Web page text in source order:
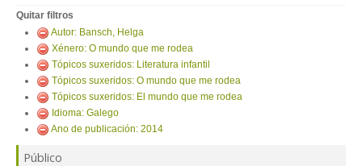
Quitar filtros
Autor: Bansch, Helga
Xénero: O mundo que me rodea
Tópicos suxeridos: Literatura infantil
Tópicos suxeridos: O mundo que me rodea
Tópicos suxeridos: El mundo que me rodea
Idioma: Galego
Ano de publicación: 2014
Público